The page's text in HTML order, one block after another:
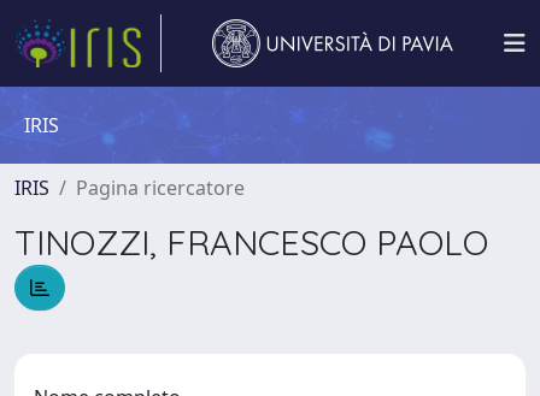
IRIS
IRIS Pagina ricercatore
TINOZZI, FRANCESCO PAOLO